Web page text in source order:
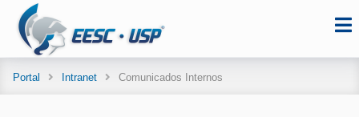
Portal Intranet Comunicados Internos